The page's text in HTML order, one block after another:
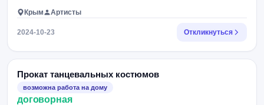
Крым Артисты
2024-10-23 Откликнуться
Прокат танцевальных костюмов
возможна работа на дому
договорная